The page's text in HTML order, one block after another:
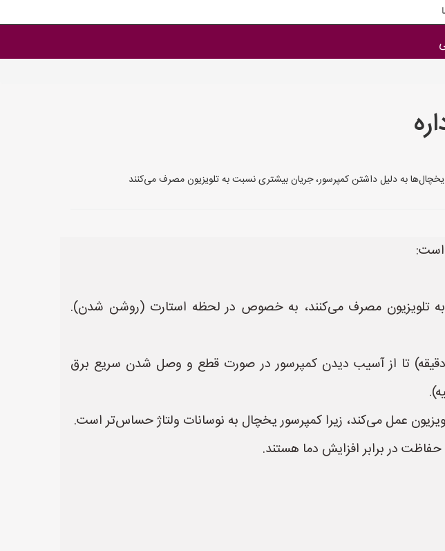
به دلیل داشتن کمپرسور، جریان بیشتری نسبت به تلویزیون مصرف می‌کنند
است:
تلویزیون مصرف می‌کنند، به خصوص در لحظه استارت (روشن شدن).
* **زمان تاخیر:** محافظ یخچال معمولاً زمان تاخیر بیشتری دارد (مثلاً 3 تا 5 دقیقه) تا از آسیب دیدن کمپرسور در صورت قطع و وصل شدن سریع برق
عمل می‌کند، زیرا کمپرسور یخچال به نوسانات ولتاژ حساس‌تر است.
در برابر افزایش دما هستند.